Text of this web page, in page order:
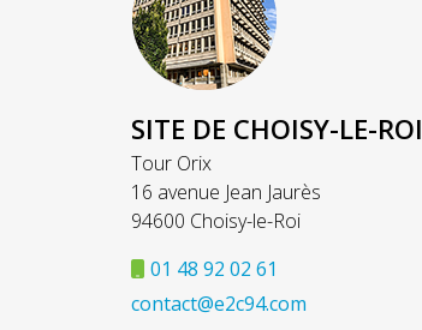
SITE DE CHOISY-LE-ROI
Tour Orix
16 avenue Jean Jaurès
94600 Choisy-le-Roi
01 48 92 02 61
contact@e2c94.com